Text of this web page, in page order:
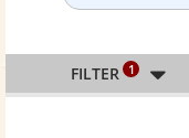
FILTER 1